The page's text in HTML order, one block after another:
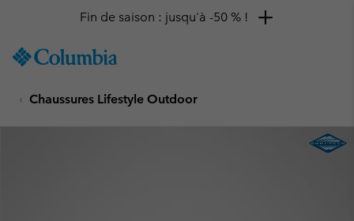
TO
SKIP
MAIN
Fin de saison : jusqu'à -50 % !
Chaussures Lifestyle Outdoor